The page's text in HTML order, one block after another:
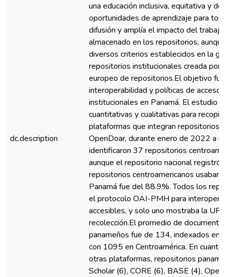
dc.description
una educación inclusiva, equitativa y
oportunidades de aprendizaje para
difusión y amplía el impacto del
almacenado en los repositorios,
diversos criterios establecidos en la
repositorios institucionales creada por
europeo de repositorios.El objetivo
interoperabilidad y políticas de
institucionales en Panamá. El estudio
cuantitativas y cualitativas para
plataformas que integran repositorios,
OpenDoar, durante enero de 2022 a
identificaron 37 repositorios
aunque el repositorio nacional
repositorios centroamericanos usaban
Panamá fue del 88.9%. Todos los
el protocolo OAI-PMH para
accesibles, y solo uno mostraba la
recolección.El promedio de
panameños fue de 134, indexados en
con 1095 en Centroamérica. En
otras plataformas, repositorios
Scholar (6), CORE (6), BASE (4),